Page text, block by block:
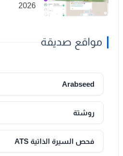
2026
مواقع صديقة
Arabseed
روشتة
فحص السيرة الذاتية ATS